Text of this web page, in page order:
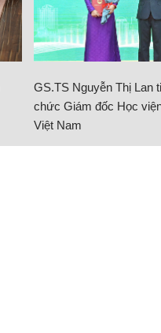
GS.TS Nguyễn Thị Lan
chức Giám đốc Học
Việt Nam